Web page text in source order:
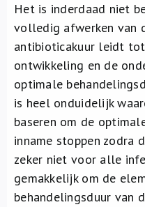
Het is inderdaad niet
volledig afwerken van
antibioticakuur leidt
ontwikkeling en de
optimale
is heel onduidelijk
baseren om de
inname stoppen zodra
zeker niet voor alle
gemakkelijk om de
behandelingsduur van